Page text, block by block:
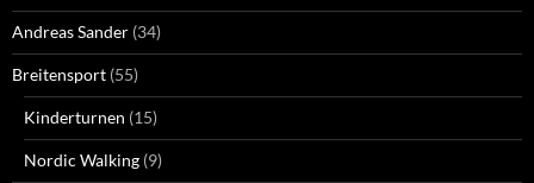
Andreas Sander (34)
Breitensport (55)
Kinderturnen (15)
Nordic Walking (9)